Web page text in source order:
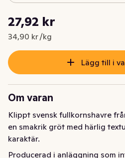
Nuvarande pris är: 27,92 kr
27,92 kr
34,90 kr /kg
Styckpris: 34,90 kr /kg
Lägg till i
Om varan
Klippt svensk fullkornshavre
en smakrik gröt med härlig
karaktär.
Producerad i anläggning som